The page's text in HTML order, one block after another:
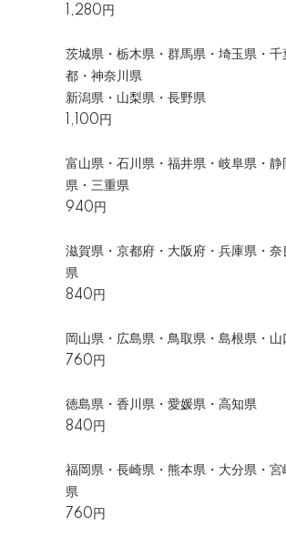
1,280円
茨城県・栃木県・群馬県・埼玉県・千
都・神奈川県
新潟県・山梨県・長野県
1,100円
富山県・石川県・福井県・岐阜県・静
県・三重県
940円
滋賀県・京都府・大阪府・兵庫県・奈
県
840円
岡山県・広島県・鳥取県・島根県・山
760円
徳島県・香川県・愛媛県・高知県
840円
福岡県・長崎県・熊本県・大分県・宮
県
760円